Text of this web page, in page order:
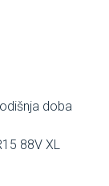
doba
88V XL